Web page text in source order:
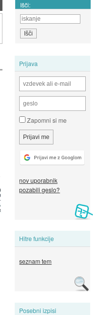
Išči:
Prijava
Zapomni si me
nov uporabnik
pozabili geslo?
Hitre funkcije
seznam tem
Posebni izpisi